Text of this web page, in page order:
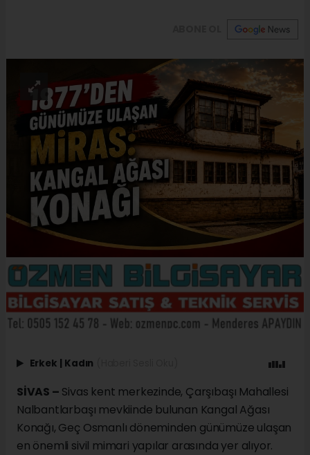
Erkek | Kadın
SİVAS – Sivas kent merkezinde, Çarşıbaşı Mahallesi
Nalbantlarbaşı mevkiinde bulunan Kangal Ağası
Konağı, Geç Osmanlı döneminden günümüze ulaşan
en önemli sivil mimari yapılar arasında yer alıyor.